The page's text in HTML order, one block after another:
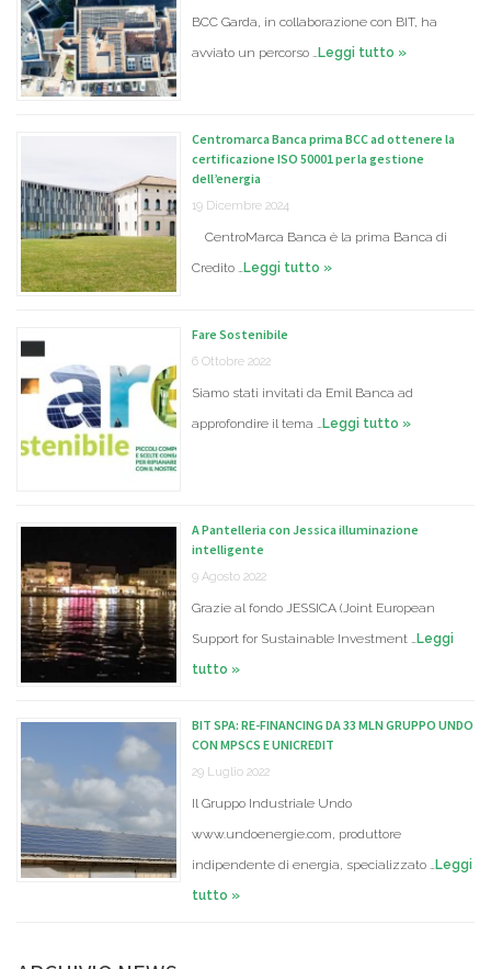
BCC Garda, in collaborazione con BIT, ha
avviato un percorso …Leggi tutto »
Centromarca Banca prima BCC ad ottenere la
certificazione ISO 50001 per la gestione
dell’energia
19 Dicembre 2024
CentroMarca Banca è la prima Banca di
Credito …Leggi tutto »
Fare Sostenibile
6 Ottobre 2022
Siamo stati invitati da Emil Banca ad
approfondire il tema …Leggi tutto »
A Pantelleria con Jessica illuminazione
intelligente
9 Agosto 2022
Grazie al fondo JESSICA (Joint European
Support for Sustainable Investment …Leggi
tutto »
BIT SPA: RE-FINANCING DA 33 MLN GRUPPO UNDO
CON MPSCS E UNICREDIT
29 Luglio 2022
Il Gruppo Industriale Undo
www.undoenergie.com, produttore
indipendente di energia, specializzato …Leggi
tutto »